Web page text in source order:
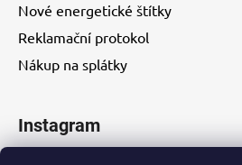
Nové energetické štítky
Reklamační protokol
Nákup na splátky
Instagram